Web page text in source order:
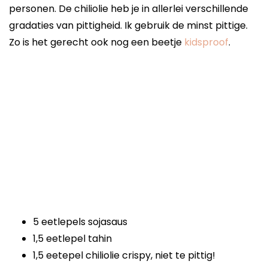
personen. De chiliolie heb je in allerlei verschillende
gradaties van pittigheid. Ik gebruik de minst pittige.
Zo is het gerecht ook nog een beetje kidsproof.
5 eetlepels sojasaus
1,5 eetlepel tahin
1,5 eetepel chiliolie crispy, niet te pittig!